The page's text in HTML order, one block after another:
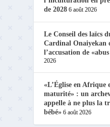
de 2028 6 août 2026
Le Conseil des laïcs
Cardinal Onaiyekan
l’accusation de
2026
«L’Église en Afrique
maturité» : un
appelle à ne plus la
bébé» 6 août 2026